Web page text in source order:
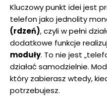
Kluczowy punkt idei jest
telefon jako jednolity
(rdzeń), czyli w pełni
dodatkowe funkcje
moduły. To nie jest
działać samodzielnie.
który zabierasz wtedy,
potrzebujesz.